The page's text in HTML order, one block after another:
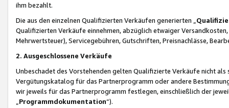
ihm bezahlt.
Die aus den einzelnen Qualifizierten Verkäufen generierten „
Qualifizierten Verkäufe einnehmen, abzüglich etwaiger
Mehrwertsteuer), Servicegebühren, Gutschriften, Preisnachlässe,
2. Ausgeschlossene Verkäufe
Unbeschadet des Vorstehenden gelten Qualifizierte Verkäufe nicht
Vergütungskatalog für das Partnerprogramm oder andere
wir jeweils für das Partnerprogramm festlegen, einschließlich der
Programmdokumentation“).